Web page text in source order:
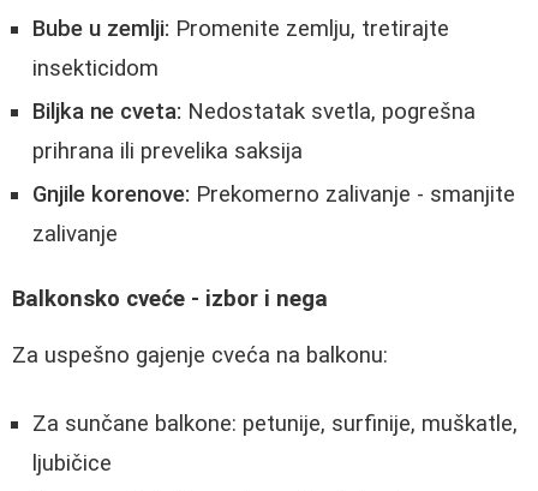
Bube u zemlji: Promenite zemlju, tretirajte
insekticidom
Biljka ne cveta: Nedostatak svetla, pogrešna
prihrana ili prevelika saksija
Gnjile korenove: Prekomerno zalivanje - smanjite
zalivanje
Balkonsko cveće - izbor i nega
Za uspešno gajenje cveća na balkonu:
Za sunčane balkone: petunije, surfinije, muškatle,
ljubičice